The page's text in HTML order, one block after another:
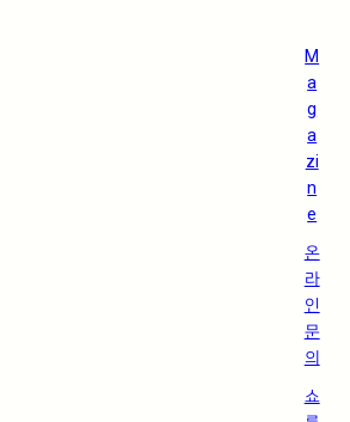
M
a
g
a
zi
n
e
온
라
인
문
의
쇼